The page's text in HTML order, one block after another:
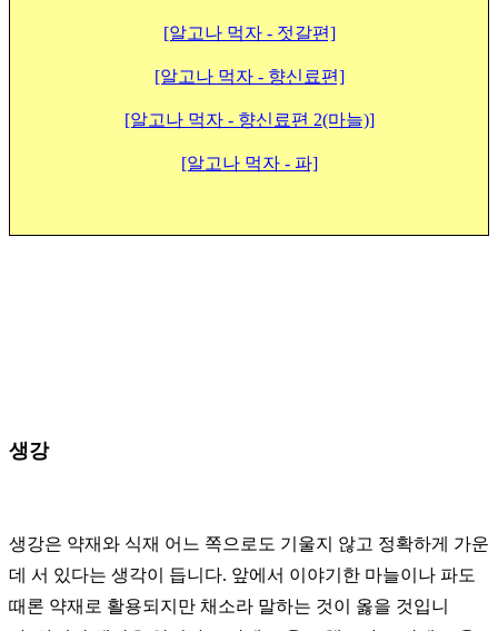
[알고나 먹자 - 젓갈편]
[알고나 먹자 - 향신료편]
[알고나 먹자 - 향신료편 2(마늘)]
[알고나 먹자 - 파]
생강
생강은 약재와 식재 어느 쪽으로도 기울지 않고 정확하게 가운
데 서 있다는 생각이 듭니다. 앞에서 이야기한 마늘이나 파도
때론 약재로 활용되지만 채소라 말하는 것이 옳을 것입니